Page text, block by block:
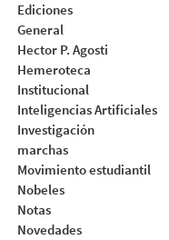
Ediciones
General
Hector P. Agosti
Hemeroteca
Institucional
Inteligencias Artificiales
Investigación
marchas
Movimiento estudiantil
Nobeles
Notas
Novedades